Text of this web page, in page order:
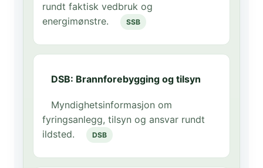
rundt faktisk vedbruk og
energimønstre.
SSB
DSB: Brannforebygging og tilsyn
Myndighetsinformasjon om
fyringsanlegg, tilsyn og ansvar rundt
ildsted.
DSB